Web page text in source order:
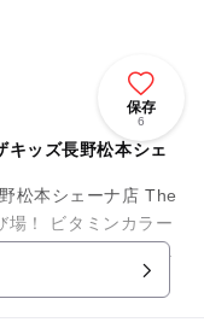
保存
6
キッズ長野松本シェ
松本シェーナ店 The
場！ ビタミンカラー
子供がワクワクする